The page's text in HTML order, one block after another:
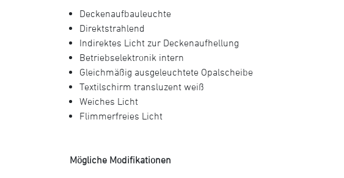
Deckenaufbauleuchte
Direktstrahlend
Indirektes Licht zur Deckenaufhellung
Betriebselektronik intern
Gleichmäßig ausgeleuchtete Opalscheibe
Textilschirm transluzent weiß
Weiches Licht
Flimmerfreies Licht
Mögliche Modifikationen